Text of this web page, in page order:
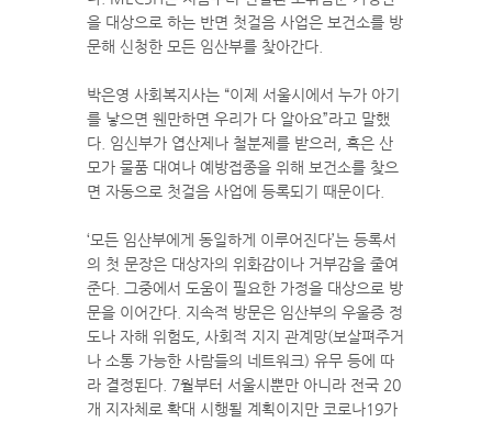
을 대상으로 하는 반면 첫걸음 사업은 보건소를 방
문해 신청한 모든 임산부를 찾아간다.
박은영 사회복지사는 “이제 서울시에서 누가 아기
를 낳으면 웬만하면 우리가 다 알아요”라고 말했
다. 임신부가 엽산제나 철분제를 받으러, 혹은 산
모가 물품 대여나 예방접종을 위해 보건소를 찾으
면 자동으로 첫걸음 사업에 등록되기 때문이다.
‘모든 임산부에게 동일하게 이루어진다’는 등록서
의 첫 문장은 대상자의 위화감이나 거부감을 줄여
준다. 그중에서 도움이 필요한 가정을 대상으로 방
문을 이어간다. 지속적 방문은 임산부의 우울증 정
도나 자해 위험도, 사회적 지지 관계망(보살펴주거
나 소통 가능한 사람들의 네트워크) 유무 등에 따
라 결정된다. 7월부터 서울시뿐만 아니라 전국 20
개 지자체로 확대 시행될 계획이지만 코로나19가